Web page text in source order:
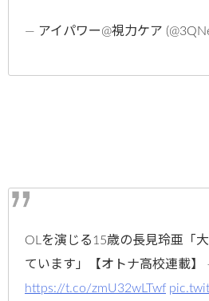
— アイパワー@視力ケア
OLを演じる15歳の長見玲亜「
ています」【オトナ高校連載】
https://t.co/zmU32wLTwf